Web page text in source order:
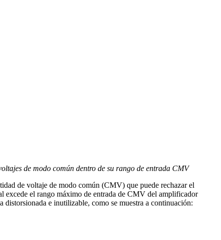
de modo común dentro de su rango de entrada CMV
de voltaje de modo común (CMV) que puede rechazar el
excede el rango máximo de entrada de CMV del amplificador
e inutilizable, como se muestra a continuación: